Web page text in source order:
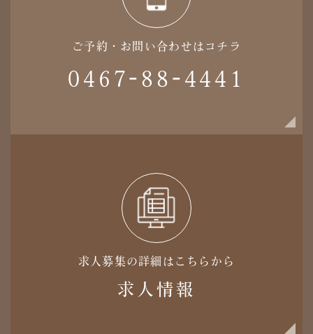
ご予約・お問い合わせはコチラ
0467-88-4441
求人募集の詳細はこちらから
求人情報